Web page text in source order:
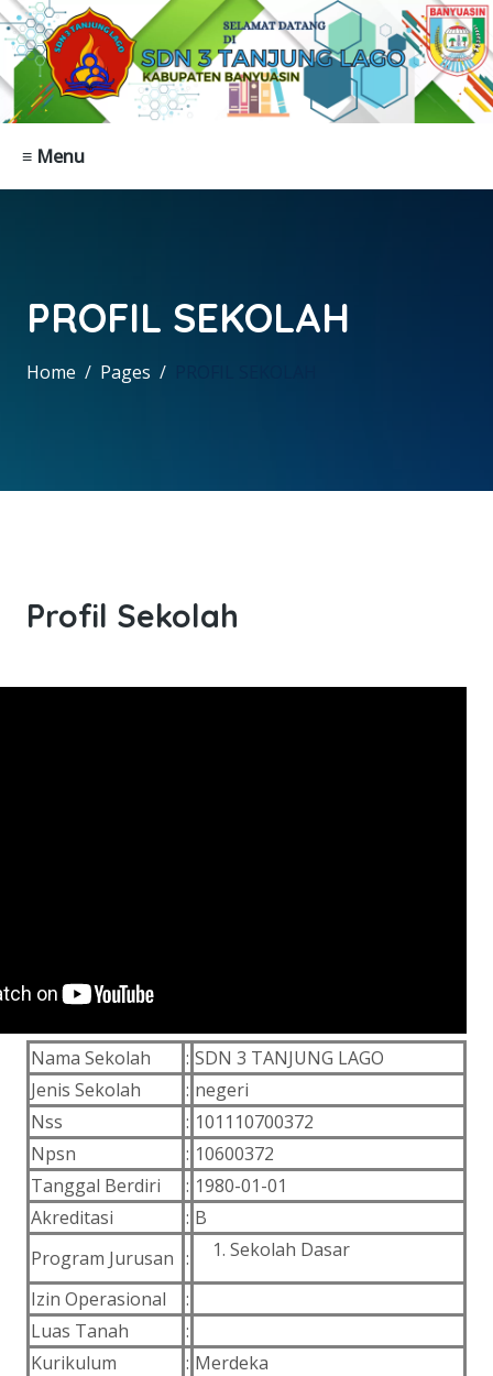
≡ Menu
PROFIL SEKOLAH
Home Pages
Profil Sekolah
Nama Sekolah : SDN 3 TANJUNG LAGO
Jenis Sekolah
: negeri
Nss
: 101110700372
Npsn
: 10600372
Tanggal Berdiri
: 1980-01-01
Akreditasi
: B
Program Jurusan : Sekolah Dasar
Izin Operasional
:
Luas Tanah
:
Kurikulum
: Merdeka